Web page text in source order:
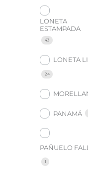
LONETA
ESTAMPADA
43
LONETA
24
PANAMÁ
PAÑUELO
1